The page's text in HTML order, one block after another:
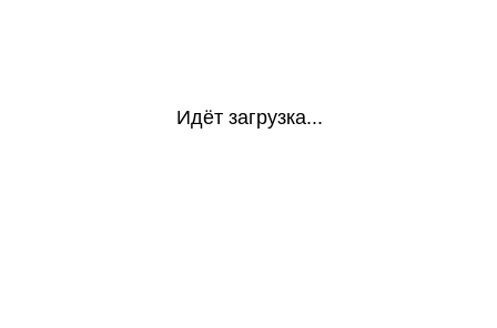
Идёт загрузка...